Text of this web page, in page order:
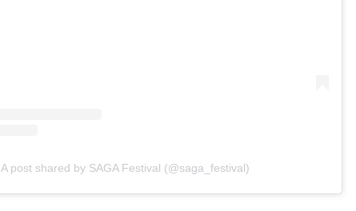
A post shared by SAGA Festival (@saga_festival)